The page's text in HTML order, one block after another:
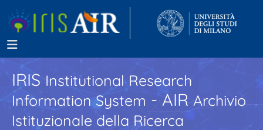
IRISInstitutional Research
Information System - AIR Archivio
Istituzionale della Ricerca